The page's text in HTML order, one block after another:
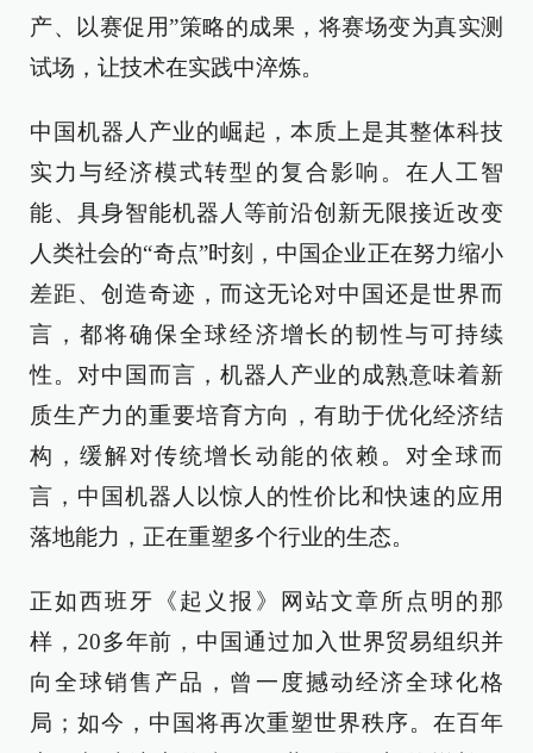
产、以赛促用”策略的成果，将赛场变为真实测
试场，让技术在实践中淬炼。
中国机器人产业的崛起，本质上是其整体科技
实力与经济模式转型的复合影响。在人工智
能、具身智能机器人等前沿创新无限接近改变
人类社会的“奇点”时刻，中国企业正在努力缩小
差距、创造奇迹，而这无论对中国还是世界而
言，都将确保全球经济增长的韧性与可持续
性。对中国而言，机器人产业的成熟意味着新
质生产力的重要培育方向，有助于优化经济结
构，缓解对传统增长动能的依赖。对全球而
言，中国机器人以惊人的性价比和快速的应用
落地能力，正在重塑多个行业的生态。
正如西班牙《起义报》网站文章所点明的那
样，20多年前，中国通过加入世界贸易组织并
向全球销售产品，曾一度撼动经济全球化格
局；如今，中国将再次重塑世界秩序。在百年